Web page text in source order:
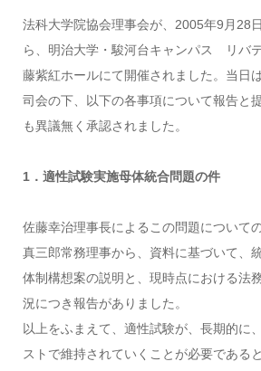
法科大学院協会理事会が、2005年9月28
ら、明治大学・駿河台キャンパス リバ
藤紫紅ホールにて開催されました。当日
司会の下、以下の各事項について報告と
も異議無く承認されました。
1．適性試験実施母体統合問題の件
佐藤幸治理事長によるこの問題について
真三郎常務理事から、資料に基づいて、
体制構想案の説明と、現時点における法
況につき報告がありました。
以上をふまえて、適性試験が、長期的に
ストで維持されていくことが必要である